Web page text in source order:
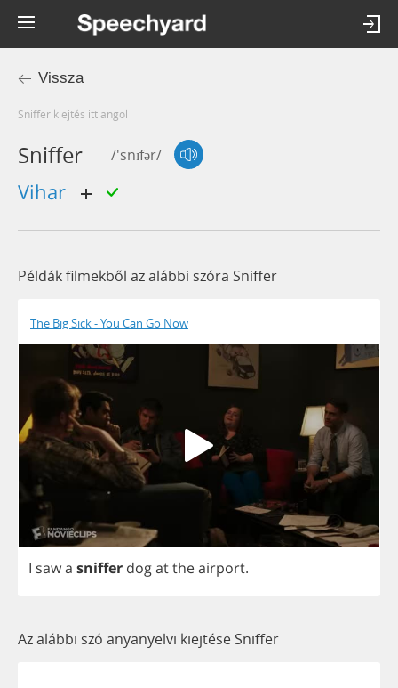
Vissza
sniffer kiejtés itt angol
Sniffer /'snɪfər/
vihar
Példák filmekből az alábbi szóra Sniffer
The Big Sick - You Can Go Now
I sawa sniffer dogattheairport.
Az alábbi szó anyanyelvi kiejtése Sniffer